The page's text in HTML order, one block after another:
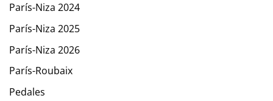
París-Niza 2024
París-Niza 2025
París-Niza 2026
París-Roubaix
Pedales